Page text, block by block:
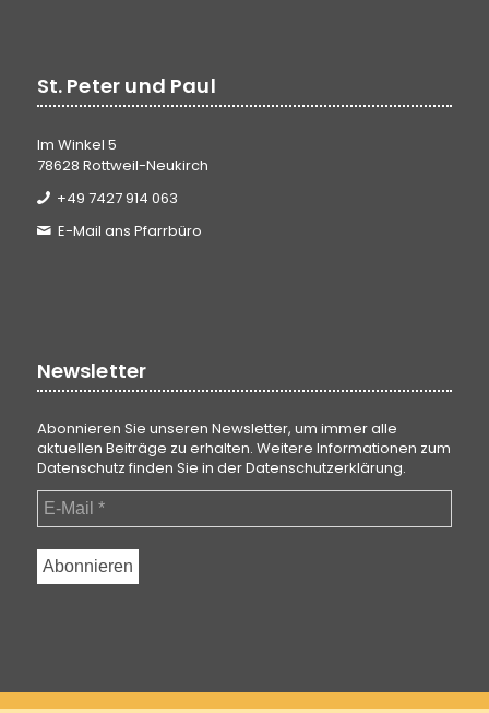
St. Peter und Paul
Im Winkel 5
78628 Rottweil-Neukirch
+49 7427 914 063
E-Mail ans Pfarrbüro
Newsletter
Abonnieren Sie unseren Newsletter, um immer alle
aktuellen Beiträge zu erhalten. Weitere Informationen zum
Datenschutz finden Sie in derDatenschutzerklärung.